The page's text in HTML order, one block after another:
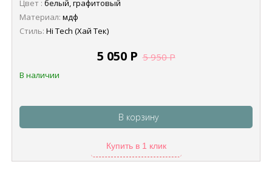
Цвет : белый, графитовый
Материал: мдф
Стиль: Hi Tech (Хай Тек)
5 050 Р 5 950Р
В наличии
В корзину
Купить в 1 клик